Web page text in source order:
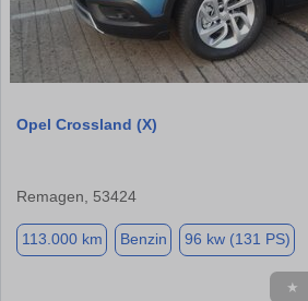
Opel Crossland (X)
Remagen, 53424
113.000 km Benzin 96 kw (131 PS)
★